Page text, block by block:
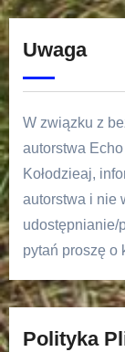
Uwaga
W związku z
autorstwa
Kołodzieaj,
autorstwa i nie
udostępnianie/
pytań proszę o
Polityka